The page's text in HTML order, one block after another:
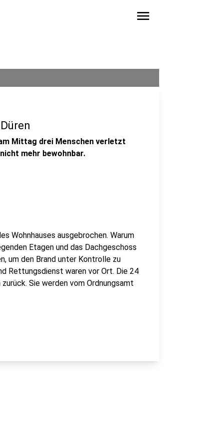
menu
Mittag drei Menschen verletzt
mehr bewohnbar.
Wohnhauses ausgebrochen. Warum
Etagen und das Dachgeschoss
um den Brand unter Kontrolle zu
Rettungsdienst waren vor Ort. Die 24
Sie werden vom Ordnungsamt